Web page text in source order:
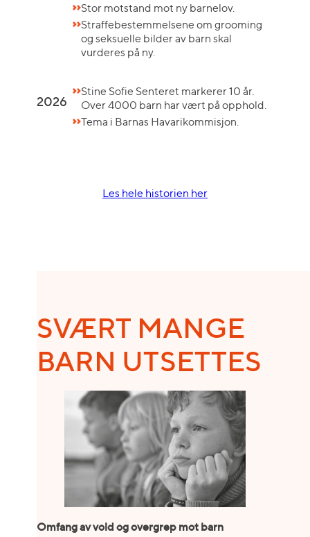
Stor motstand mot ny barnelov.
Straffebestemmelsene om grooming
og seksuelle bilder av barn skal
vurderes på ny.
2026
Stine Sofie Senteret markerer 10 år.
Over 4000 barn har vært på opphold.
Tema i Barnas Havarikommisjon.
Les hele historien her
SVÆRT MANGE
BARN UTSETTES
Omfang av vold og overgrep mot barn